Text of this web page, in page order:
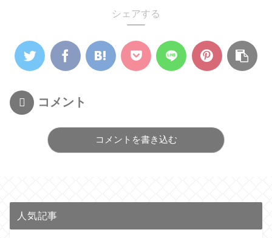
シェアする
コメント
コメントを書き込む
人気記事